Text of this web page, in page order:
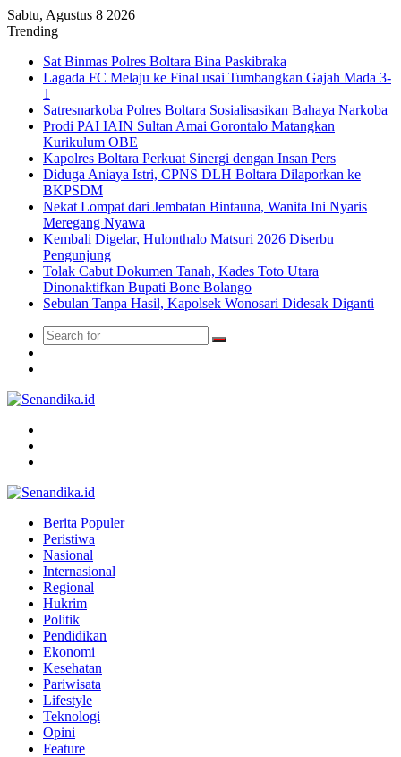
Sabtu, Agustus 8 2026
Trending
Sat Binmas Polres Boltara Bina Paskibraka
Lagada FC Melaju ke Final usai Tumbangkan Gajah Mada 3-
1
Satresnarkoba Polres Boltara Sosialisasikan Bahaya Narkoba
Prodi PAI IAIN Sultan Amai Gorontalo Matangkan
Kurikulum OBE
Kapolres Boltara Perkuat Sinergi dengan Insan Pers
Diduga Aniaya Istri, CPNS DLH Boltara Dilaporkan ke
BKPSDM
Nekat Lompat dari Jembatan Bintauna, Wanita Ini Nyaris
Meregang Nyawa
Kembali Digelar, Hulonthalo Matsuri 2026 Diserbu
Pengunjung
Tolak Cabut Dokumen Tanah, Kades Toto Utara
Dinonaktifkan Bupati Bone Bolango
Sebulan Tanpa Hasil, Kapolsek Wonosari Didesak Diganti
Search
Berita Populer
Peristiwa
Nasional
Internasional
Regional
Hukrim
Politik
Pendidikan
Ekonomi
Kesehatan
Pariwisata
Lifestyle
Teknologi
Opini
Feature